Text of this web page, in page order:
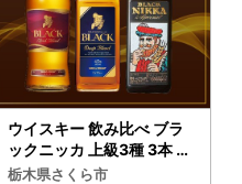
ウイスキー 飲み比べ ブラ
ックニッカ 上級3種 3本 セ
ット
栃木県さくら市